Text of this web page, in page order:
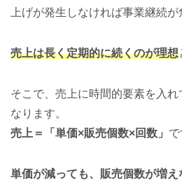
上げが発生しなければ事業継続が
売上は長く定期的に続くのが理想
そこで、売上に時間的要素を入れ
なります。
売上＝「単価×販売個数×回数」 で
単価が減っても、販売個数が増